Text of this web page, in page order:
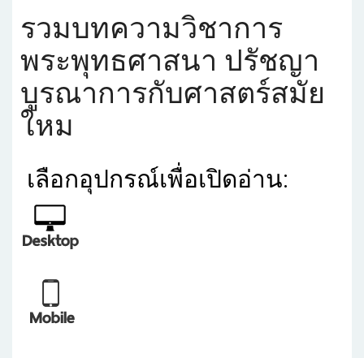
รวมบทความวิชาการ
พระพุทธศาสนา ปรัชญา
บูรณาการกับศาสตร์สมัย
ใหม
เลือกอุปกรณ์เพื่อเปิดอ่าน: